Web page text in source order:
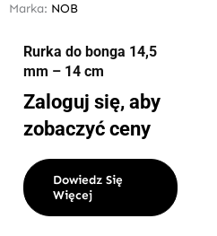
Marka: NOB
Rurka do bonga 14,5
mm – 14 cm
Zaloguj się, aby
zobaczyć ceny
Dowiedz Się
Więcej